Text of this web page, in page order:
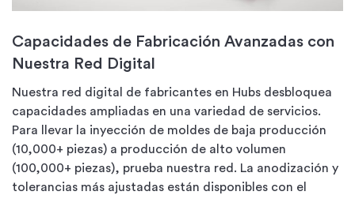
Capacidades de Fabricación Avanzadas con
Nuestra Red Digital
Nuestra red digital de fabricantes en Hubs desbloquea
capacidades ampliadas en una variedad de servicios.
Para llevar la inyección de moldes de baja producción
(10,000+ piezas) a producción de alto volumen
(100,000+ piezas), prueba nuestra red. La anodización y
tolerancias más ajustadas están disponibles con el